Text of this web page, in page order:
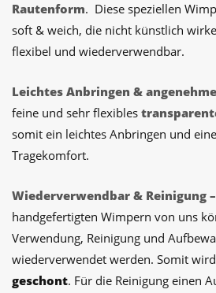
Rautenform. Diese speziellen
soft & weich, die nicht künstlich
flexibel und wiederverwendbar.
Leichtes Anbringen &
feine und sehr flexibles
somit ein leichtes Anbringen und
Tragekomfort.
Wiederverwendbar & Reinigung –
handgefertigten Wimpern von uns
Verwendung, Reinigung und
wiederverwendet werden. Somit
geschont. Für die Reinigung einen